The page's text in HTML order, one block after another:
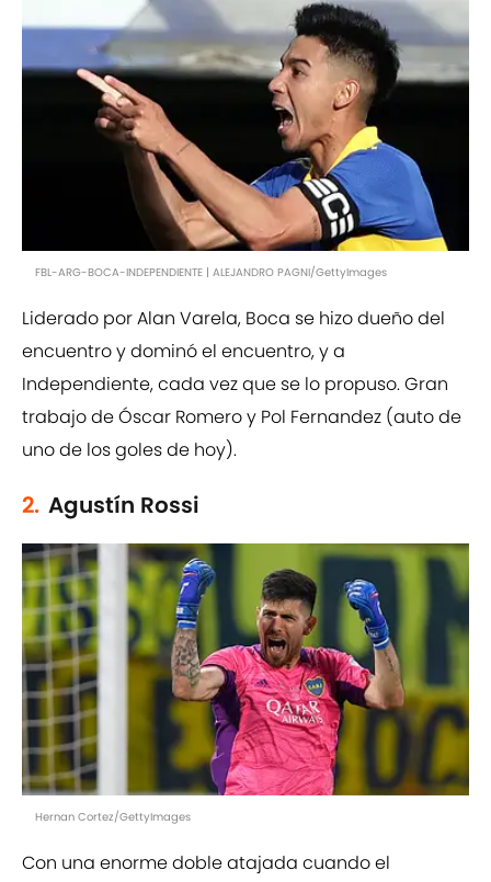
FBL-ARG-BOCA-INDEPENDIENTE | ALEJANDRO PAGNI/GettyImages
Liderado por Alan Varela, Boca se hizo dueño del
encuentro y dominó el encuentro, y a
Independiente, cada vez que se lo propuso. Gran
trabajo de Óscar Romero y Pol Fernandez (auto de
uno de los goles de hoy).
2. Agustín Rossi
Hernan Cortez/GettyImages
Con una enorme doble atajada cuando el